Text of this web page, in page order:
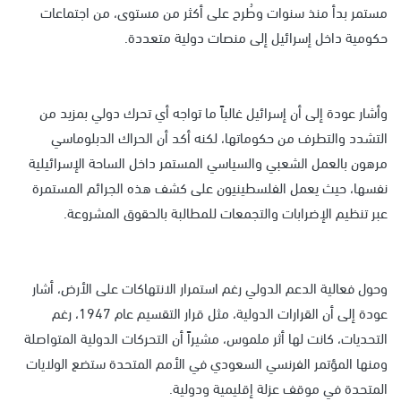
مستمر بدأ منذ سنوات وطُرح على أكثر من مستوى، من اجتماعات
حكومية داخل إسرائيل إلى منصات دولية متعددة.
وأشار عودة إلى أن إسرائيل غالباً ما تواجه أي تحرك دولي بمزيد من
التشدد والتطرف من حكوماتها، لكنه أكد أن الحراك الدبلوماسي
مرهون بالعمل الشعبي والسياسي المستمر داخل الساحة الإسرائيلية
نفسها، حيث يعمل الفلسطينيون على كشف هذه الجرائم المستمرة
عبر تنظيم الإضرابات والتجمعات للمطالبة بالحقوق المشروعة.
وحول فعالية الدعم الدولي رغم استمرار الانتهاكات على الأرض، أشار
عودة إلى أن القرارات الدولية، مثل قرار التقسيم عام 1947، رغم
التحديات، كانت لها أثر ملموس، مشيراً أن التحركات الدولية المتواصلة
ومنها المؤتمر الفرنسي السعودي في الأمم المتحدة ستضع الولايات
المتحدة في موقف عزلة إقليمية ودولية.